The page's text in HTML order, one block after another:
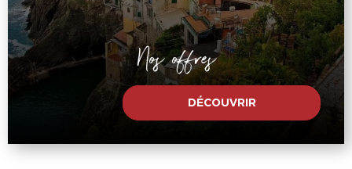
Nos offres
DÉCOUVRIR